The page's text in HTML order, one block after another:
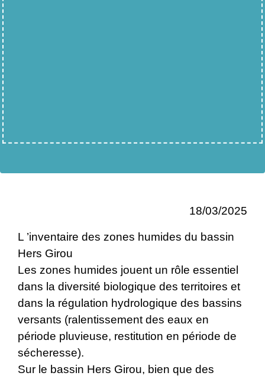
18/03/2025
L ’inventaire des zones humides du bassin
Hers Girou
Les zones humides jouent un rôle essentiel
dans la diversité biologique des territoires et
dans la régulation hydrologique des bassins
versants (ralentissement des eaux en
période pluvieuse, restitution en période de
sécheresse).
Sur le bassin Hers Girou, bien que des